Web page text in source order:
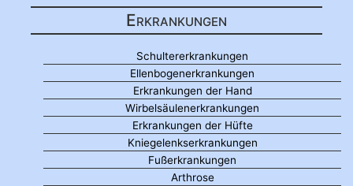
Erkrankungen
Schultererkrankungen
Ellenbogenerkrankungen
Erkrankungen der Hand
Wirbelsäulenerkrankungen
Erkrankungen der Hüfte
Kniegelenkserkrankungen
Fußerkrankungen
Arthrose